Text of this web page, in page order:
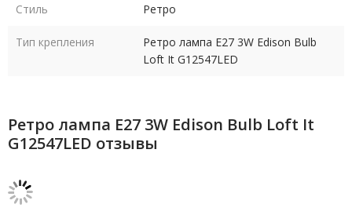
Стиль Ретро
Тип крепления
Ретро лампа E27 3W Edison Bulb
Loft It G12547LED
Ретро лампа E27 3W Edison Bulb Loft It
G12547LED отзывы